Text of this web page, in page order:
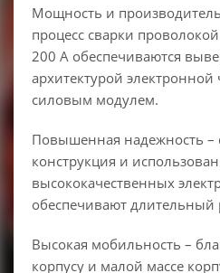
Мощность и
процесс сварки
200 А обеспечиваются
архитектурой
силовым модулем.
Повышенная надежность –
конструкция и
высококачественных
обеспечивают длительный
Высокая мобильность –
корпусу и малой массе